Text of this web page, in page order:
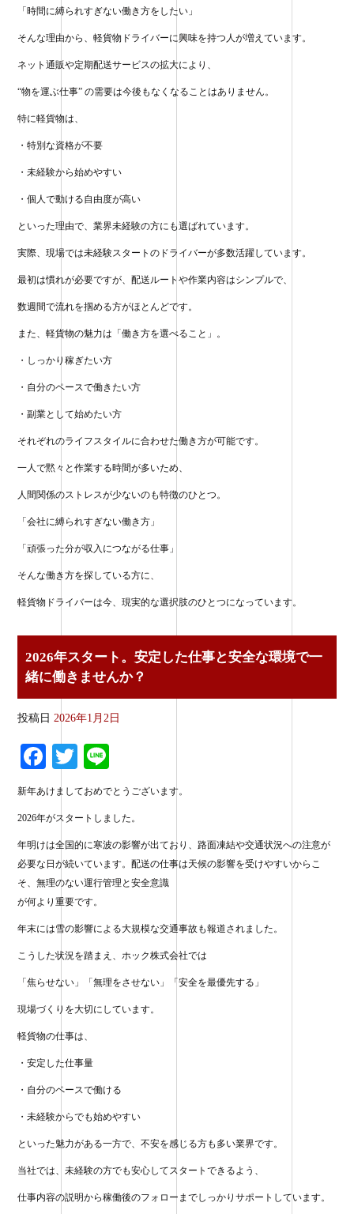
ok r
「時間に縛られすぎない働き方をしたい」
そんな理由から、軽貨物ドライバーに興味を持つ人が増えています。
ネット通販や定期配送サービスの拡大により、
“物を運ぶ仕事” の需要は今後もなくなることはありません。
特に軽貨物は、
・特別な資格が不要
・未経験から始めやすい
・個人で動ける自由度が高い
といった理由で、業界未経験の方にも選ばれています。
実際、現場では未経験スタートのドライバーが多数活躍しています。
最初は慣れが必要ですが、配送ルートや作業内容はシンプルで、
数週間で流れを掴める方がほとんどです。
また、軽貨物の魅力は「働き方を選べること」。
・しっかり稼ぎたい方
・自分のペースで働きたい方
・副業として始めたい方
それぞれのライフスタイルに合わせた働き方が可能です。
一人で黙々と作業する時間が多いため、
人間関係のストレスが少ないのも特徴のひとつ。
「会社に縛られすぎない働き方」
「頑張った分が収入につながる仕事」
そんな働き方を探している方に、
軽貨物ドライバーは今、現実的な選択肢のひとつになっています。
2026年スタート。安定した仕事と安全な環境で一
緒に働きませんか？
投稿日 2026年1月2日
Fa
ce
bo
ok
T
wi
tte
ne
新年あけましておめでとうございます。
2026年がスタートしました。
年明けは全国的に寒波の影響が出ており、路面凍結や交通状況への注意が
必要な日が続いています。配送の仕事は天候の影響を受けやすいからこ
そ、無理のない運行管理と安全意識
が何より重要です。
年末には雪の影響による大規模な交通事故も報道されました。
こうした状況を踏まえ、ホック株式会社では
「焦らせない」「無理をさせない」「安全を最優先する」
現場づくりを大切にしています。
軽貨物の仕事は、
・安定した仕事量
・自分のペースで働ける
・未経験からでも始めやすい
といった魅力がある一方で、不安を感じる方も多い業界です。
当社では、未経験の方でも安心してスタートできるよう、
仕事内容の説明から稼働後のフォローまでしっかりサポートしています。